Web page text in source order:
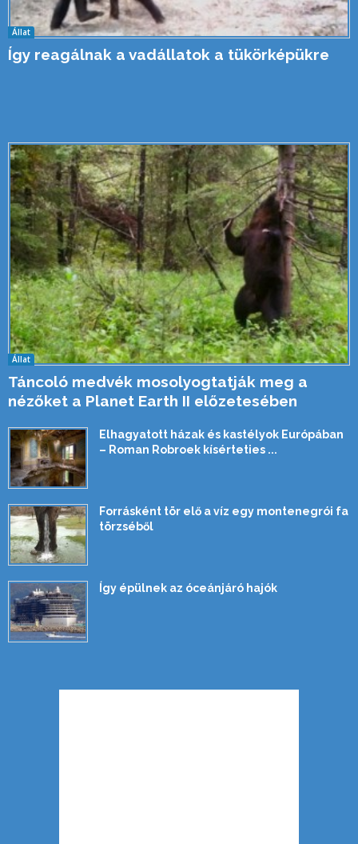
Állat
Így reagálnak a vadállatok a tükörképükre
Állat
Táncoló medvék mosolyogtatják meg a
nézőket a Planet Earth II előzetesében
Elhagyatott házak és kastélyok Európában
– Roman Robroek kísérteties ...
Forrásként tör elő a víz egy montenegrói fa
törzséből
Így épülnek az óceánjáró hajók